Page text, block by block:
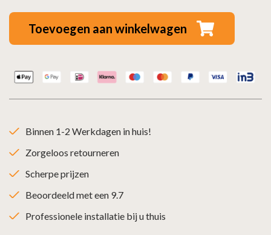
Toevoegen aan winkelwagen
Binnen 1-2 Werkdagen in huis!
Zorgeloos retourneren
Scherpe prijzen
Beoordeeld met een 9.7
Professionele installatie bij u thuis